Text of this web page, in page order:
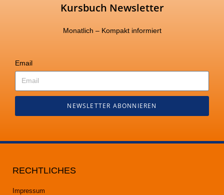
Kursbuch Newsletter
Monatlich – Kompakt informiert
Email
NEWSLETTER ABONNIEREN
RECHTLICHES
Impressum